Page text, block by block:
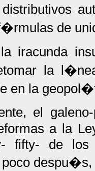
de
iracunda
la
en la
el
a la
fifty- de los
poco